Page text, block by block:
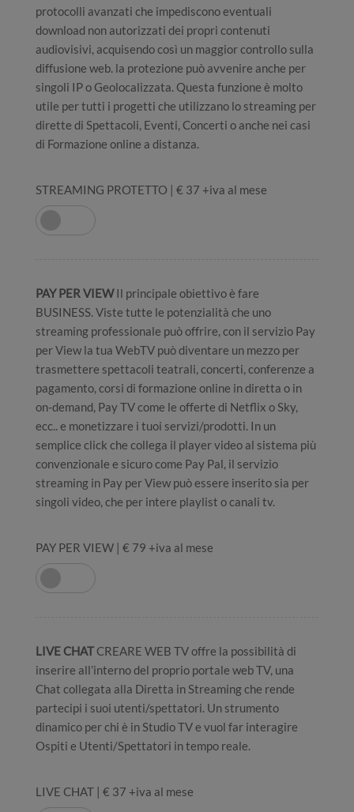
protocolli avanzati che impediscono eventuali
download non autorizzati dei propri contenuti
audiovisivi, acquisendo così un maggior controllo sulla
diffusione web. la protezione può avvenire anche per
singoli IP o Geolocalizzata. Questa funzione è molto
utile per tutti i progetti che utilizzano lo streaming per
dirette di Spettacoli, Eventi, Concerti o anche nei casi
di Formazione online a distanza.
STREAMING PROTETTO | € 37 +iva al mese
PAY PER VIEWIl principale obiettivo è fare
BUSINESS. Viste tutte le potenzialità che uno
streaming professionale può offrire, con il servizio Pay
per View la tua WebTV può diventare un mezzo per
trasmettere spettacoli teatrali, concerti, conferenze a
pagamento, corsi di formazione online in diretta o in
on-demand, Pay TV come le offerte di Netflix o Sky,
ecc.. e monetizzare i tuoi servizi/prodotti. In un
semplice click che collega il player video al sistema più
convenzionale e sicuro come Pay Pal, il servizio
streaming in Pay per View può essere inserito sia per
singoli video, che per intere playlist o canali tv.
PAY PER VIEW | € 79 +iva al mese
LIVE CHAT CREARE WEB TV offre la possibilità di
inserire all’interno del proprio portale web TV, una
Chat collegata alla Diretta in Streaming che rende
partecipi i suoi utenti/spettatori. Un strumento
dinamico per chi è in Studio TV e vuol far interagire
Ospiti e Utenti/Spettatori in tempo reale.
LIVE CHAT | € 37 +iva al mese